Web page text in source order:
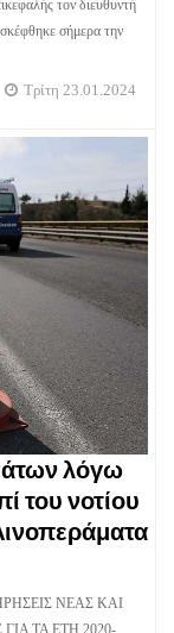
τον διευθυντή
σήμερα την
Τρίτη 23.01.2024
λόγω
του νοτίου
ΝΕΑΣ ΚΑΙ